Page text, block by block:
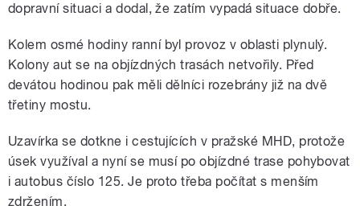
pause
dopravní situaci a dodal, že zatím vypadá situace dobře.
Kolem osmé hodiny ranní byl provoz v oblasti plynulý.
Kolony aut se na objízdných trasách netvořily. Před
devátou hodinou pak měli dělníci rozebrány již na dvě
třetiny mostu.
Uzavírka se dotkne i cestujících v pražské MHD, protože
úsek využíval a nyní se musí po objízdné trase pohybovat
i autobus číslo 125. Je proto třeba počítat s menším
zdržením.